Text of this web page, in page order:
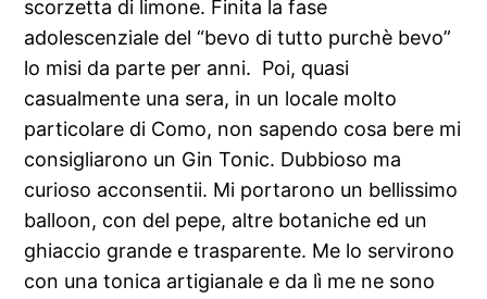
scorzetta di limone. Finita la fase
adolescenziale del “bevo di tutto purchè bevo”
lo misi da parte per anni. Poi, quasi
casualmente una sera, in un locale molto
particolare di Como, non sapendo cosa bere mi
consigliarono un Gin Tonic. Dubbioso ma
curioso acconsentii. Mi portarono un bellissimo
balloon, con del pepe, altre botaniche ed un
ghiaccio grande e trasparente. Me lo servirono
con una tonica artigianale e da lì me ne sono